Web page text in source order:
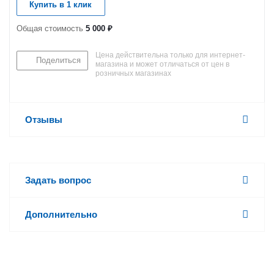
Купить в 1 клик
Общая стоимость 5 000 ₽
Поделиться
Цена действительна только для интернет-
магазина и может отличаться от цен в
розничных магазинах
Отзывы
Задать вопрос
Дополнительно